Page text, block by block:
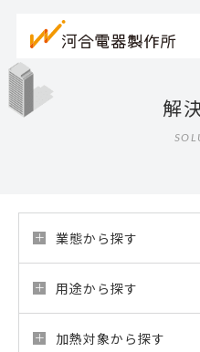
解
業態から探す
用途から探す
加熱対象から探す